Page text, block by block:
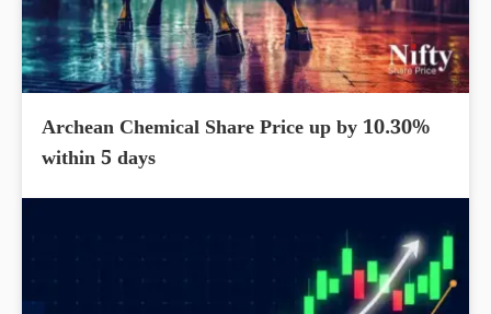
Archean Chemical Share Price up by 10.30%
within 5 days